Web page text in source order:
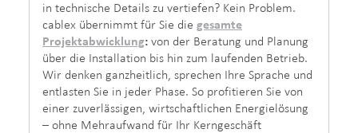
in technische Details zu vertiefen? Kein Problem.
cablex übernimmt für Sie die gesamte
Projektabwicklung: von der Beratung und Planung
über die Installation bis hin zum laufenden Betrieb.
Wir denken ganzheitlich, sprechen Ihre Sprache und
entlasten Sie in jeder Phase. So profitieren Sie von
einer zuverlässigen, wirtschaftlichen Energielösung
– ohne Mehraufwand für Ihr Kerngeschäft